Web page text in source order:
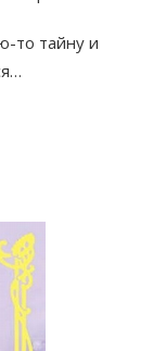
то тайну и